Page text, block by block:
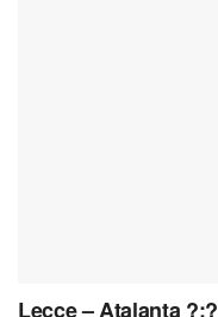
Lecce – Atalanta ?:?